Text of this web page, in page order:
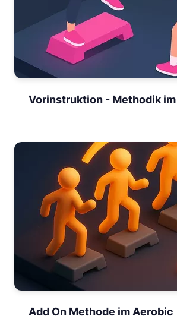
Vorinstruktion - Methodik
Add On Methode im Aerobic